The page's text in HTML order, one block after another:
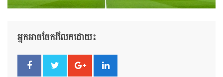
អ្នកអាចចែករំលែកដោយ៖